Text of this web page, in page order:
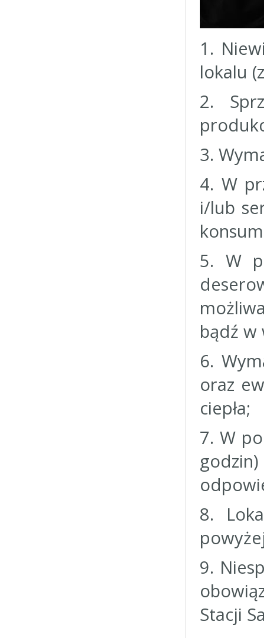
1.
lokalu
2.
3.
4. W
i/lub
5. W
bądź w
6.
oraz
ciepła;
7. W
8.
9.
Stacji